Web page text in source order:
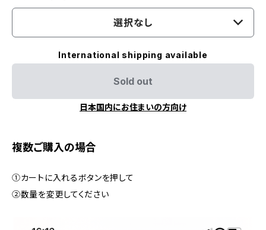
選択なし
International shipping available
Sold out
日本国内にお住まいの方向け
複数ご購入の場合
①カートに入れるボタンを押して
②数量を変更してください